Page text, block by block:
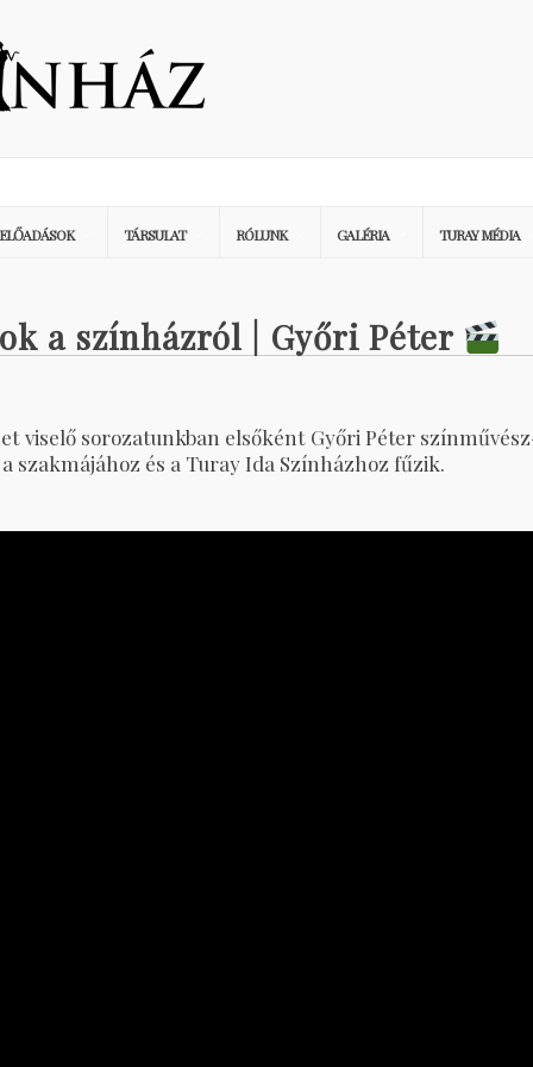
ELŐADÁSOK TÁRSULAT RÓLUNK GALÉRIA TURAY MÉDIA
a színházról | Győri Péter
viselő sorozatunkban elsőként Győri Péter
szakmájához és a Turay Ida Színházhoz fűzik.